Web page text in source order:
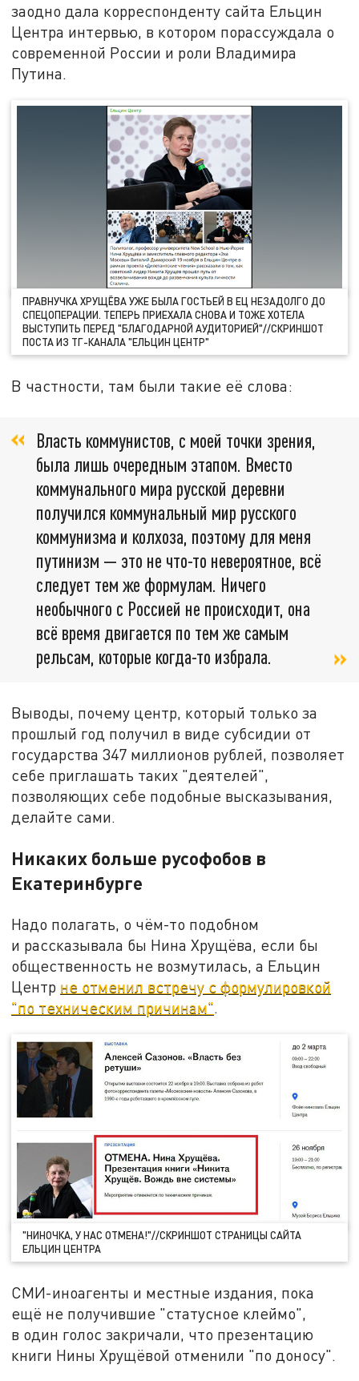
заодно дала корреспонденту сайта Ельцин
Центра интервью, в котором порассуждала о
современной России и роли Владимира
Путина.
ПРАВНУЧКА ХРУЩЁВА УЖЕ БЫЛА ГОСТЬЕЙ В ЕЦ НЕЗАДОЛГО ДО
СПЕЦОПЕРАЦИИ. ТЕПЕРЬ ПРИЕХАЛА СНОВА И ТОЖЕ ХОТЕЛА
ВЫСТУПИТЬ ПЕРЕД "БЛАГОДАРНОЙ АУДИТОРИЕЙ"//СКРИНШОТ
ПОСТА ИЗ ТГ-КАНАЛА "ЕЛЬЦИН ЦЕНТР"
В частности, там были такие её слова:
Власть коммунистов, с моей точки зрения,
была лишь очередным этапом. Вместо
коммунального мира русской деревни
получился коммунальный мир русского
коммунизма и колхоза, поэтому для меня
путинизм — это не что-то невероятное, всё
следует тем же формулам. Ничего
необычного с Россией не происходит, она
всё время двигается по тем же самым
рельсам, которые когда-то избрала.
Выводы, почему центр, который только за
прошлый год получил в виде субсидии от
государства 347 миллионов рублей, позволяет
себе приглашать таких "деятелей",
позволяющих себе подобные высказывания,
делайте сами.
Никаких больше русофобов в
Екатеринбурге
Надо полагать, о чём-то подобном
и рассказывала бы Нина Хрущёва, если бы
общественность не возмутилась, а Ельцин
Центр не отменил встречу с формулировкой
"по техническим причинам".
"НИНОЧКА, У НАС ОТМЕНА!"//СКРИНШОТ СТРАНИЦЫ САЙТА
ЕЛЬЦИН ЦЕНТРА
СМИ-иноагенты и местные издания, пока
ещё не получившие "статусное клеймо",
в один голос закричали, что презентацию
книги Нины Хрущёвой отменили "по доносу".